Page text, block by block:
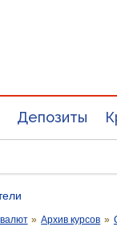
Депозиты
» Архив курсов »